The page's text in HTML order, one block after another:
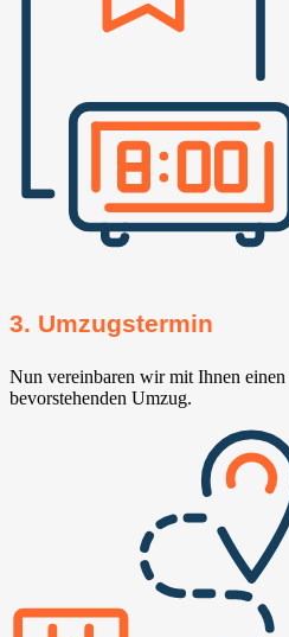
3. Umzugstermin
Nun vereinbaren wir mit Ihnen
bevorstehenden Umzug.